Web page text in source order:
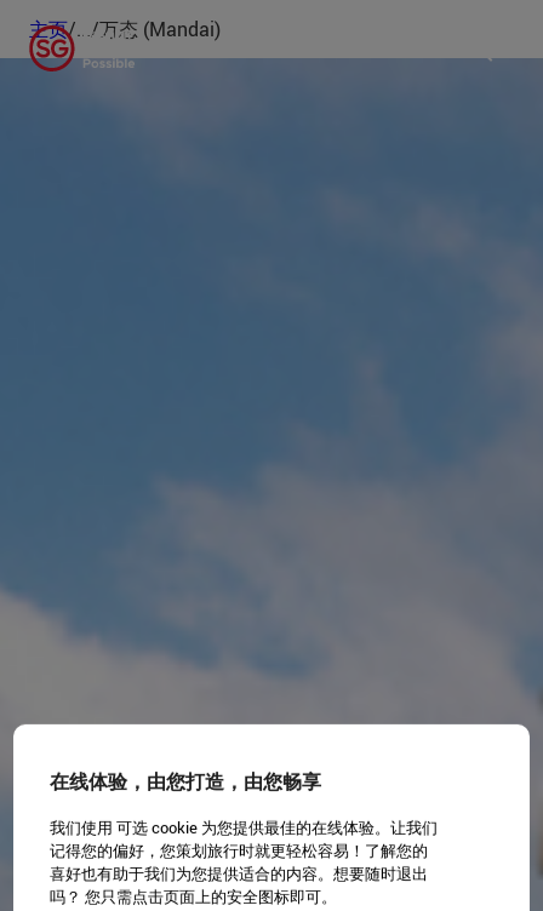
主页/.../万态 (Mandai)
在线体验，由您打造，由您畅享
我们使用 可选 cookie 为您提供最佳的在线体验。让我们
记得您的偏好，您策划旅行时就更轻松容易！了解您的
喜好也有助于我们为您提供适合的内容。想要随时退出
吗？ 您只需点击页面上的安全图标即可。